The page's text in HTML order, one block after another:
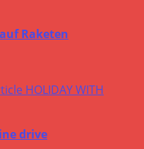
auf Raketen
drive